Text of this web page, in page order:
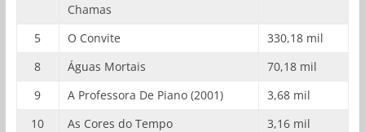
Chamas
5 O Convite
330,18 mil
8
Águas Mortais
70,18 mil
9
A Professora De Piano (2001)
3,68 mil
10
As Cores do Tempo 3,16 mil